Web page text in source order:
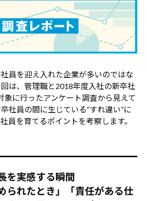
員を迎え入れた企業が多いのではな
は、管理職と2018年度入社の新卒社
象に行ったアンケート調査から見えて
社員の間に生じている“すれ違い”に
員を育てるポイントを考察します。
を実感する瞬間
られたとき」「責任がある仕